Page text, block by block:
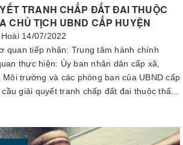
TRANH CHẤP ĐẤT ĐAI THUỘC
CHỦ TỊCH UBND CẤP HUYỆN
14/07/2022
quan tiếp nhận: Trung tâm hành chính
thực hiện: Ủy ban nhân dân cấp xã,
Môi trường và các phòng ban của UBND cấp
giải quyết tranh chấp đất đai thuộc thẩ...